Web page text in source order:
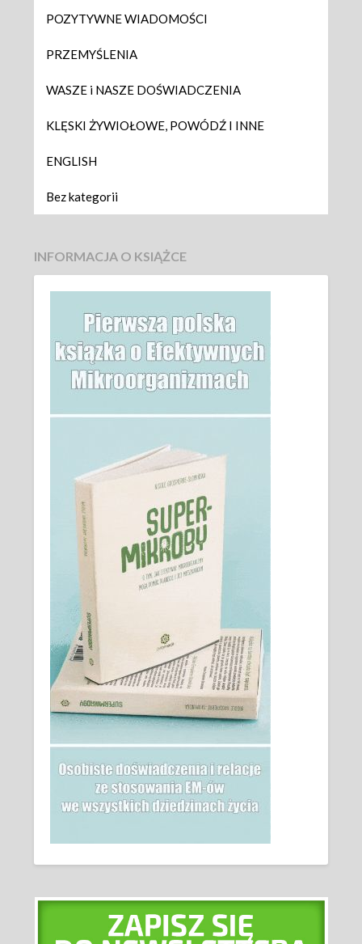
POZYTYWNE WIADOMOŚCI
PRZEMYŚLENIA
WASZE i NASZE DOŚWIADCZENIA
KLĘSKI ŻYWIOŁOWE, POWÓDŹ I INNE
ENGLISH
Bez kategorii
INFORMACJA O KSIĄŻCE